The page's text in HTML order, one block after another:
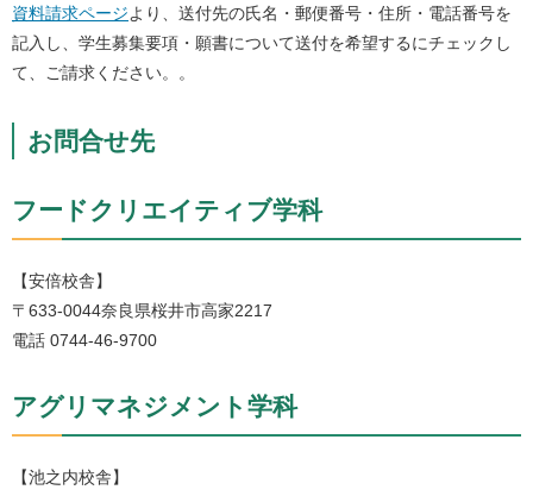
資料請求ページより、送付先の氏名・郵便番号・住所・電話番号を
記入し、学生募集要項・願書について送付を希望するにチェックし
て、ご請求ください。。
お問合せ先
フードクリエイティブ学科
【安倍校舎】
〒633-0044奈良県桜井市高家2217
電話 0744-46-9700
アグリマネジメント学科
【池之内校舎】